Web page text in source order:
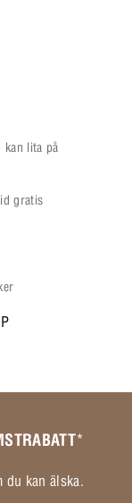
kan lita på
gratis
*
kan älska.